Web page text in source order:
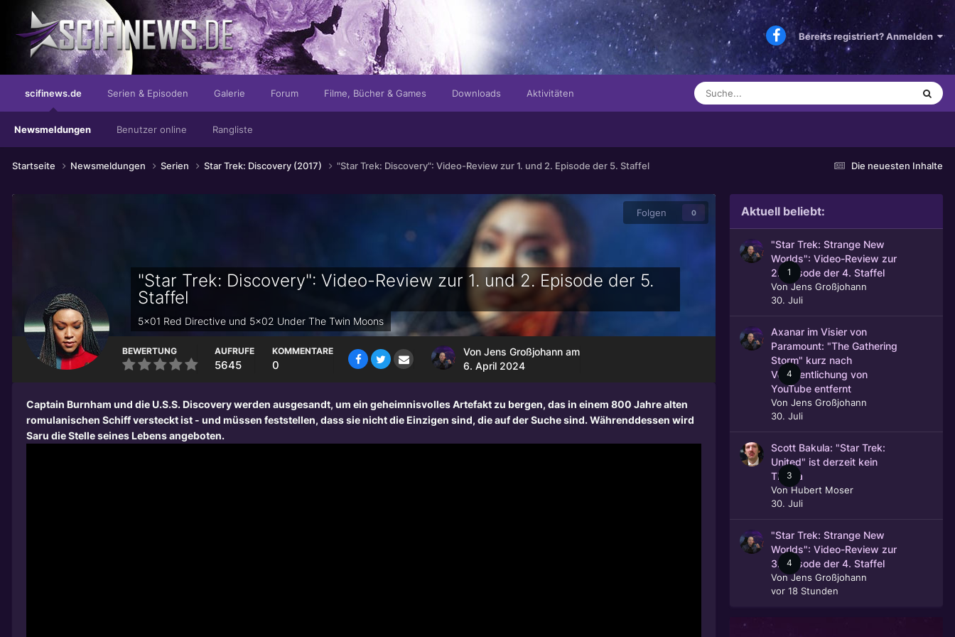
Bereits registriert? Anmelden
scifinews.de
Newsmeldungen Benutzer online Rangliste
Serien & Episoden Galerie Forum Filme, Bücher & Games Downloads Aktivitäten
Die neuesten Inhalte
Startseite Newsmeldungen Serien Star Trek: Discovery (2017) "Star Trek: Discovery": Video-Review zur 1. und 2. Episode der 5. Staffel
Folgen 0
"Star Trek: Discovery": Video-Review zur 1. und 2. Episode der 5.
Staffel
5x01 Red Directive und 5x02 Under The Twin Moons
BEWERTUNG AUFRUFE
5645
KOMMENTARE
0
Von Jens Großjohann am
6. April 2024
Captain Burnham und die U.S.S. Discovery werden ausgesandt, um ein geheimnisvolles Artefakt zu bergen, das in einem 800 Jahre alten
romulanischen Schiff versteckt ist - und müssen feststellen, dass sie nicht die Einzigen sind, die auf der Suche sind. Währenddessen wird
Saru die Stelle seines Lebens angeboten.
Aktuell beliebt:
1
"Star Trek: Strange New
Worlds": Video-Review zur
2. Episode der 4. Staffel
VonJens Großjohann
30. Juli
4
Axanar im Visier von
Paramount: "The Gathering
Storm" kurz nach
Veröffentlichung von
YouTube entfernt
Von Jens Großjohann
30. Juli
3
Scott Bakula: "Star Trek:
United" ist derzeit kein
Thema
VonHubert Moser
30. Juli
4
"Star Trek: Strange New
Worlds": Video-Review zur
3. Episode der 4. Staffel
VonJens Großjohann
vor 18 Stunden